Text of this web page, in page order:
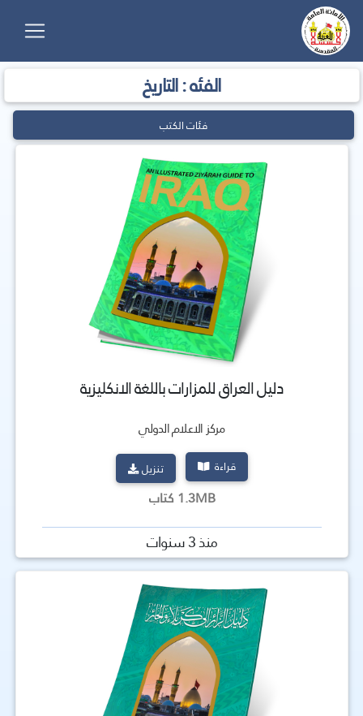
الفئه : التاريخ
فئات الكتب
دليل العراق للمزارات باللغة الانكليزية
مركز الاعلام الدولي
قراءة تنزيل
1.3MB كتاب
منذ 3 سنوات